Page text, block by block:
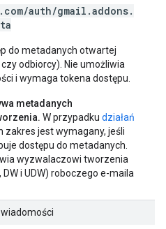
. com/auth/gmail .addons.
do metadanych otwartej
odbiorcy). Nie umożliwia
i wymaga tokena dostępu.
metadanych
W przypadku działań
zakres jest wymagany, jeśli
dostępu do metadanych.
wyzwalaczowi tworzenia
i UDW) roboczego e-maila